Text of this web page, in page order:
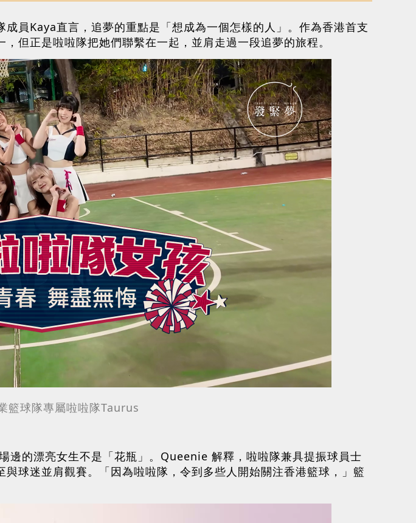
成員Kaya直言，追夢的重點是「想成為一個怎樣的人」。作為香港首支
但正是啦啦隊把她們聯繫在一起，並肩走過一段追夢的旅程。
籃球隊專屬啦啦隊Taurus
的漂亮女生不是「花瓶」。Queenie 解釋，啦啦隊兼具提振球員士
球迷並肩觀賽。「因為啦啦隊，令到多些人開始關注香港籃球，」籃